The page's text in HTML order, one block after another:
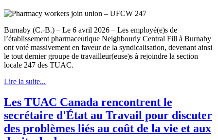
Burnaby (C.-B.) – Le 6 avril 2026 – Les employé(e)s de
l’établissement pharmaceutique Neighbourly Central Fill à Burnaby
ont voté massivement en faveur de la syndicalisation, devenant ainsi
le tout dernier groupe de travailleur(euse)s à rejoindre la section
locale 247 des TUAC.
Lire la suite...
Les TUAC Canada rencontrent le
secrétaire d'État au Travail pour discuter
des problèmes liés au coût de la vie et aux